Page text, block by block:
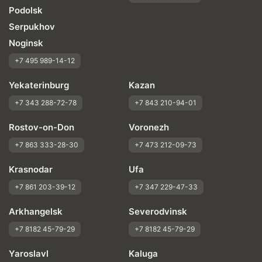
Podolsk
Serpukhov
Noginsk
+7 495 989-14-12
Yekaterinburg
+7 343 288-72-78
Kazan
+7 843 210-94-01
Rostov-on-Don
+7 863 333-28-30
Voronezh
+7 473 212-09-73
Krasnodar
+7 861 203-39-12
Ufa
+7 347 229-47-33
Arkhangelsk
+7 8182 45-79-29
Severodvinsk
+7 8182 45-79-29
Yaroslavl Kaluga